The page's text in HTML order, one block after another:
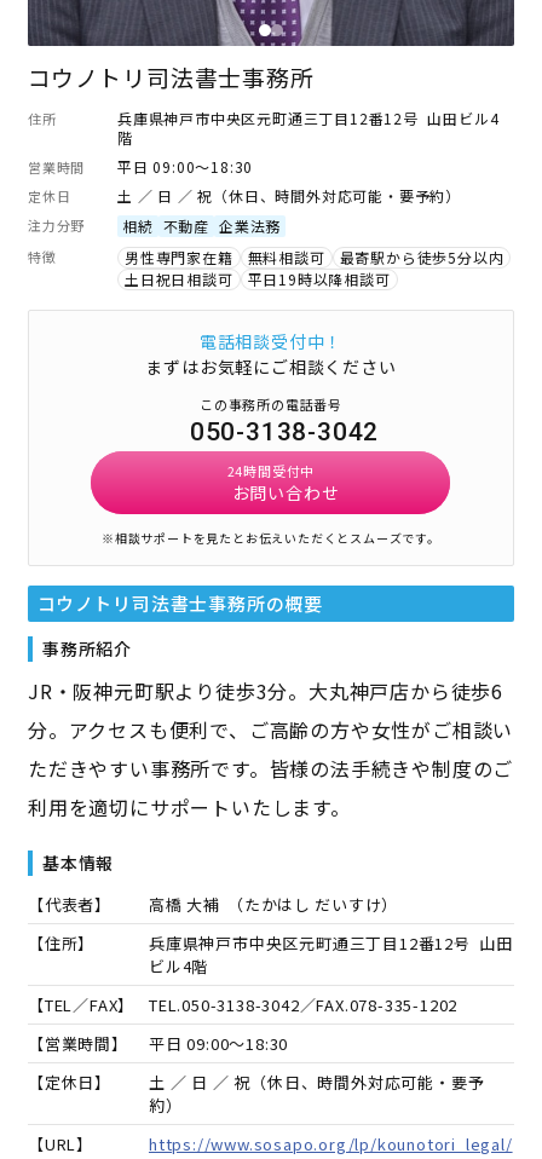
コウノトリ司法書士事務所
住所
兵庫県神戸市中央区元町通三丁目12番12号 山田ビル4
階
営業時間 平日 09:00～18:30
定休日 土 ／ 日 ／ 祝（休日、時間外対応可能・要予約）
注力分野 相続 不動産 企業法務
特徴 男性専門家在籍 無料相談可
最寄駅から徒歩5分以内
土日祝日相談可
平日19時以降相談可
電話相談受付中！
まずはお気軽にご相談ください
この事務所の電話番号
050-3138-3042
24時間受付中
お問い合わせ
※相談サポートを見たとお伝えいただくとスムーズです。
コウノトリ司法書士事務所の概要
事務所紹介
JR・阪神元町駅より徒歩3分。大丸神戸店から徒歩6
分。アクセスも便利で、ご高齢の方や女性がご相談い
ただきやすい事務所です。皆様の法手続きや制度のご
利用を適切にサポートいたします。
基本情報
【代表者】 高橋 大補 （たかはし だいすけ）
【住所】
兵庫県神戸市中央区元町通三丁目12番12号 山田
ビル4階
【TEL／FAX】
TEL.050-3138-3042／FAX.078-335-1202
【営業時間】
平日 09:00～18:30
【定休日】
土 ／ 日 ／ 祝（休日、時間外対応可能・要予
約）
【URL】
https://www.sosapo.org/lp/kounotori_legal/